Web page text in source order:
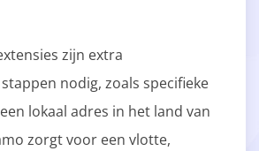
zijn extra
nodig, zoals specifieke
lokaal adres in het land van
zorgt voor een vlotte,